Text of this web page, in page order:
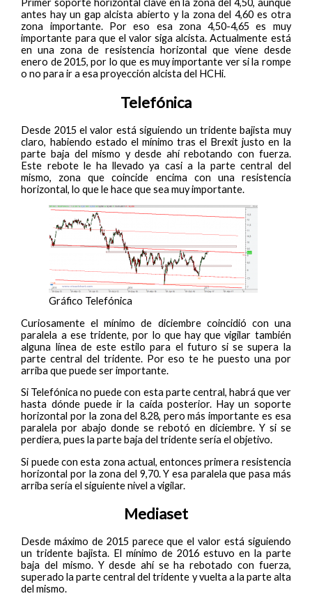
Primer soporte horizontal clave en la zona del 4,50, aunque
antes hay un gap alcista abierto y la zona del 4,60 es otra
zona importante. Por eso esa zona 4,50-4,65 es muy
importante para que el valor siga alcista. Actualmente está
en una zona de resistencia horizontal que viene desde
enero de 2015, por lo que es muy importante ver si la rompe
o no para ir a esa proyección alcista del HCHi.
Telefónica
Desde 2015 el valor está siguiendo un tridente bajista muy
claro, habiendo estado el mínimo tras el Brexit justo en la
parte baja del mismo y desde ahí rebotando con fuerza.
Este rebote le ha llevado ya casi a la parte central del
mismo, zona que coincide encima con una resistencia
horizontal, lo que le hace que sea muy importante.
Gráfico Telefónica
Curiosamente el mínimo de diciembre coincidió con una
paralela a ese tridente, por lo que hay que vigilar también
alguna línea de este estilo para el futuro si se supera la
parte central del tridente. Por eso te he puesto una por
arriba que puede ser importante.
Si Telefónica no puede con esta parte central, habrá que ver
hasta dónde puede ir la caída posterior. Hay un soporte
horizontal por la zona del 8.28, pero más importante es esa
paralela por abajo donde se rebotó en diciembre. Y si se
perdiera, pues la parte baja del tridente sería el objetivo.
Si puede con esta zona actual, entonces primera resistencia
horizontal por la zona del 9,70. Y esa paralela que pasa más
arriba sería el siguiente nivel a vigilar.
Mediaset
Desde máximo de 2015 parece que el valor está siguiendo
un tridente bajista. El mínimo de 2016 estuvo en la parte
baja del mismo. Y desde ahí se ha rebotado con fuerza,
superado la parte central del tridente y vuelta a la parte alta
del mismo.